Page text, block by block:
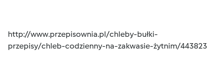
http://www.przepisownia.pl/chleby-bułki-
przepisy/chleb-codzienny-na-zakwasie-żytnim/443823